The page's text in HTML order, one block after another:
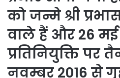
को जन्मे श्री
वाले हैं और 26 मई
प्रतिनियुक्ति पर
नवम्बर 2016 से